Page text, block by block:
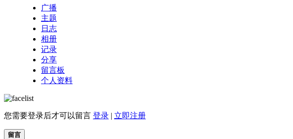
广播
主题
日志
相册
记录
分享
留言板
个人资料
您需要登录后才可以留言 登录 | 立即注册
留言